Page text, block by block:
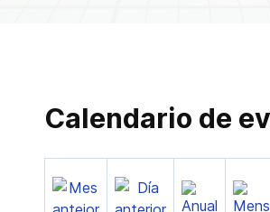
Calendario de